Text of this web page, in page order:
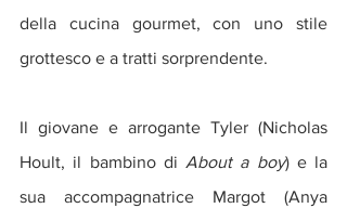
della cucina gourmet, con uno stile
grottesco e a tratti sorprendente.
Il giovane e arrogante Tyler (Nicholas
Hoult, il bambino di About a boy) e la
sua accompagnatrice Margot (Anya